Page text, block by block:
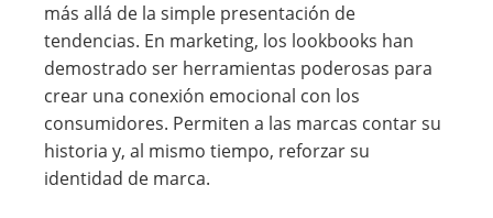
más allá de la simple presentación de
tendencias. En marketing, los lookbooks han
demostrado ser herramientas poderosas para
crear una conexión emocional con los
consumidores. Permiten a las marcas contar su
historia y, al mismo tiempo, reforzar su
identidad de marca.